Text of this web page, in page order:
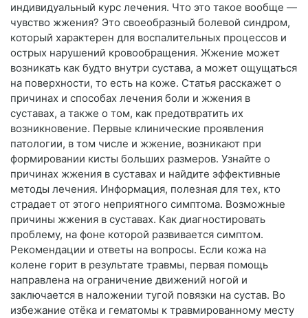
индивидуальный курс лечения. Что это такое вообще —
чувство жжения? Это своеобразный болевой синдром,
который характерен для воспалительных процессов и
острых нарушений кровообращения. Жжение может
возникать как будто внутри сустава, а может ощущаться
на поверхности, то есть на коже. Статья расскажет о
причинах и способах лечения боли и жжения в
суставах, а также о том, как предотвратить их
возникновение. Первые клинические проявления
патологии, в том числе и жжение, возникают при
формировании кисты больших размеров. Узнайте о
причинах жжения в суставах и найдите эффективные
методы лечения. Информация, полезная для тех, кто
страдает от этого неприятного симптома. Возможные
причины жжения в суставах. Как диагностировать
проблему, на фоне которой развивается симптом.
Рекомендации и ответы на вопросы. Если кожа на
колене горит в результате травмы, первая помощь
направлена на ограничение движений ногой и
заключается в наложении тугой повязки на сустав. Во
избежание отёка и гематомы к травмированному месту